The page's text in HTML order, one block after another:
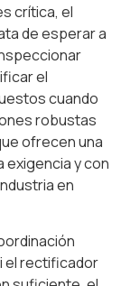
crítica, el
de esperar a
el
cuando
robustas
ofrecen una
exigencia y con
en
el rectificador